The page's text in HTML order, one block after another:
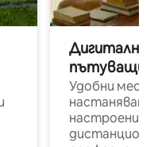
Дигитални
пътуващи
Удобни
настаняване
настроени и